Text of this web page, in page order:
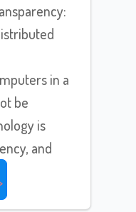
in a
be
is
and